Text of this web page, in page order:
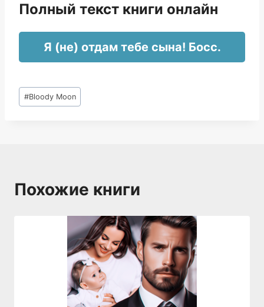
Полный текст книги онлайн
Я (не) отдам тебе сына! Босс.
Метки
записи:
#Bloody Moon
Похожие книги